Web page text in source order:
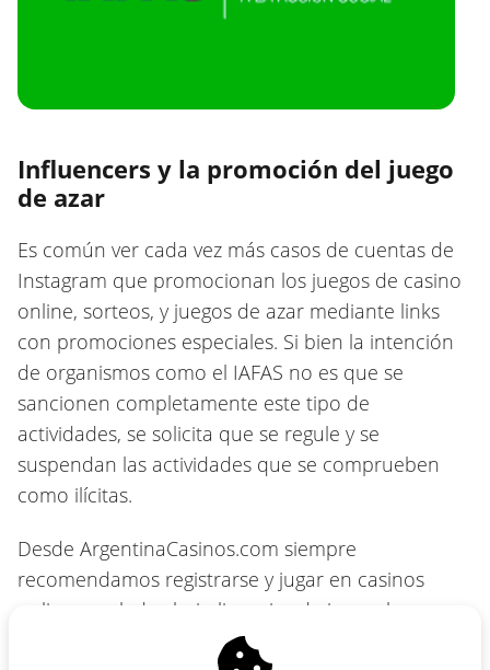
Influencers y la promoción del juego
de azar
Es común ver cada vez más casos de cuentas de
Instagram que promocionan los juegos de casino
online, sorteos, y juegos de azar mediante links
con promociones especiales. Si bien la intención
de organismos como el IAFAS no es que se
sancionen completamente este tipo de
actividades, se solicita que se regule y se
suspendan las actividades que se comprueben
como ilícitas.
Desde ArgentinaCasinos.com siempre
recomendamos registrarse y jugar en casinos
online regulados bajo licencias de juego, los
cuales podés encontrar en nuestras